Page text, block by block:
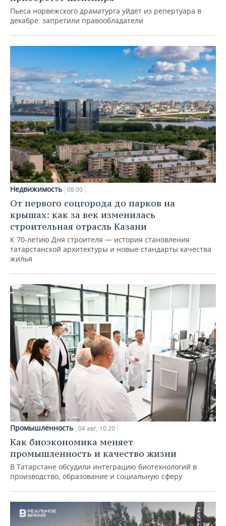
Пьеса норвежского драматурга уйдет из репертуара в
декабре: запретили правообладатели
Недвижимость 08:00
От первого соцгорода до парков на
крышах: как за век изменилась
строительная отрасль Казани
К 70-летию Дня строителя — история становления
татарстанской архитектуры и новые стандарты качества
жилья
Промышленность 04 авг, 10:20
Как биоэкономика меняет
промышленность и качество жизни
В Татарстане обсудили интеграцию биотехнологий в
производство, образование и социальную сферу